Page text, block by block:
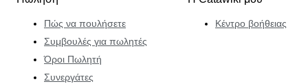
Πώς να πουλήσετε
Συμβουλές για πωλητές
Όροι Πωλητή
Συνεργάτες
Κέντρο βοήθειας